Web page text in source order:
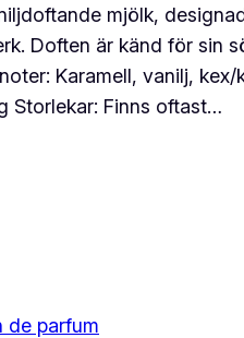
mjölk,
Doften är känd för sin
Karamell, vanilj, kex/
Storlekar: Finns oftast…
de parfum